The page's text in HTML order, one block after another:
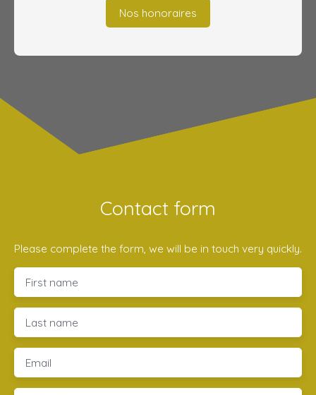
Nos honoraires
Contact form
Please complete the form, we will be in touch very quickly.
First name
Last name
Email